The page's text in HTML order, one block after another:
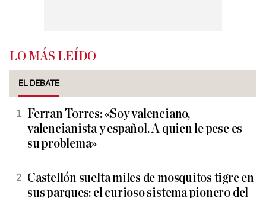
LO MÁS LEÍDO
EL DEBATE
Ferran Torres: «Soy valenciano,
valencianista y español. A quien le pese es
su problema»
Castellón suelta miles de mosquitos tigre en
sus parques: el curioso sistema pionero del